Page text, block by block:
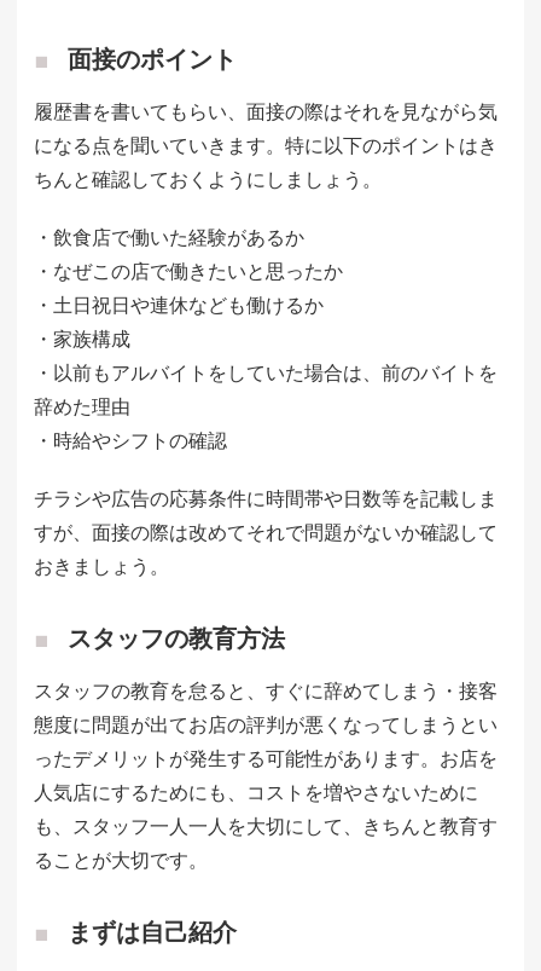
面接のポイント
履歴書を書いてもらい、面接の際はそれを見ながら気
になる点を聞いていきます。特に以下のポイントはき
ちんと確認しておくようにしましょう。
・飲食店で働いた経験があるか
・なぜこの店で働きたいと思ったか
・土日祝日や連休なども働けるか
・家族構成
・以前もアルバイトをしていた場合は、前のバイトを
辞めた理由
・時給やシフトの確認
チラシや広告の応募条件に時間帯や日数等を記載しま
すが、面接の際は改めてそれで問題がないか確認して
おきましょう。
スタッフの教育方法
スタッフの教育を怠ると、すぐに辞めてしまう・接客
態度に問題が出てお店の評判が悪くなってしまうとい
ったデメリットが発生する可能性があります。お店を
人気店にするためにも、コストを増やさないために
も、スタッフ一人一人を大切にして、きちんと教育す
ることが大切です。
まずは自己紹介